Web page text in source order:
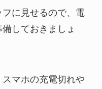
に見せるので、電
しておきましょ
マホの充電切れや